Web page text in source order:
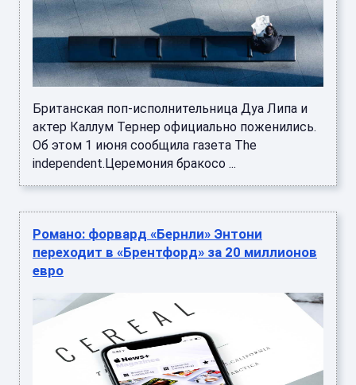
Британская поп-исполнительница Дуа Липа и
актер Каллум Тернер официально поженились.
Об этом 1 июня сообщила газета The
independent.Церемония бракосо ...
Романо: форвард «Бернли» Энтони
переходит в «Брентфорд» за 20 миллионов
евро